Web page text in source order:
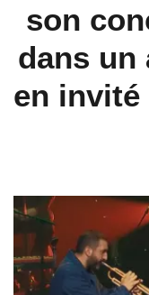
son
dans un
en invité